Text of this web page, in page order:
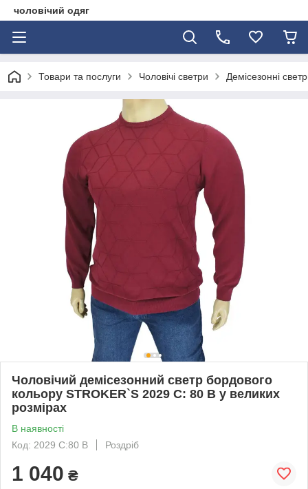
чоловічий одяг
Товари та послуги Чоловічі светри Демісезонні
Чоловічий демісезонний светр бордового
кольору STROKER`S 2029 C: 80 B у великих
розмірах
В наявності
Код: 2029 C:80 B
Роздріб
1 040 ₴